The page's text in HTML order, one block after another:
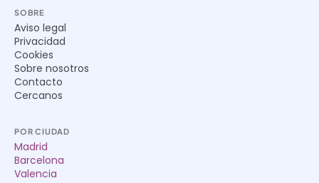
SOBRE
Aviso legal
Privacidad
Cookies
Sobre nosotros
Contacto
Cercanos
POR CIUDAD
Madrid
Barcelona
Valencia